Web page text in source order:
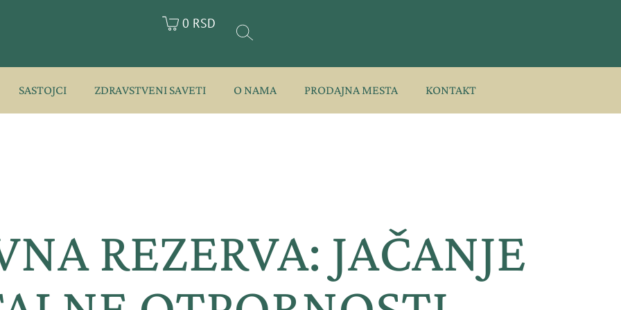
0 RSD
SASTOJCI ZDRAVSTVENI SAVETI O NAMA PRODAJNA MESTA KONTAKT
REZERVA: JAČANJE